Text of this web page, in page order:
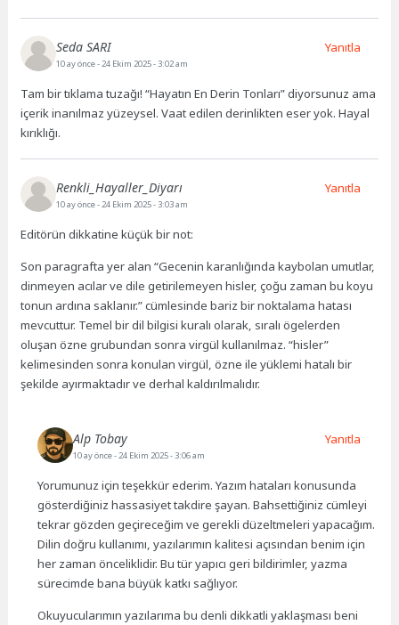
Seda SARI
10 ay önce- 24 Ekim 2025 - 3:02 am
Tam bir tıklama tuzağı! “Hayatın En Derin Tonları” diyorsunuz ama
içerik inanılmaz yüzeysel. Vaat edilen derinlikten eser yok. Hayal
kırıklığı.
Yanıtla
Renkli_Hayaller_Diyarı
10 ay önce- 24 Ekim 2025 - 3:03 am
Editörün dikkatine küçük bir not:
Son paragrafta yer alan “Gecenin karanlığında kaybolan umutlar,
dinmeyen acılar ve dile getirilemeyen hisler, çoğu zaman bu koyu
tonun ardına saklanır.” cümlesinde bariz bir noktalama hatası
mevcuttur. Temel bir dil bilgisi kuralı olarak, sıralı ögelerden
oluşan özne grubundan sonra virgül kullanılmaz. “hisler”
kelimesinden sonra konulan virgül, özne ile yüklemi hatalı bir
şekilde ayırmaktadır ve derhal kaldırılmalıdır.
Yanıtla
Alp Tobay
10 ay önce- 24 Ekim 2025 - 3:06 am
Yorumunuz için teşekkür ederim. Yazım hataları konusunda
gösterdiğiniz hassasiyet takdire şayan. Bahsettiğiniz cümleyi
tekrar gözden geçireceğim ve gerekli düzeltmeleri yapacağım.
Dilin doğru kullanımı, yazılarımın kalitesi açısından benim için
her zaman önceliklidir. Bu tür yapıcı geri bildirimler, yazma
sürecimde bana büyük katkı sağlıyor.
Okuyucularımın yazılarıma bu denli dikkatli yaklaşması beni
Yanıtla